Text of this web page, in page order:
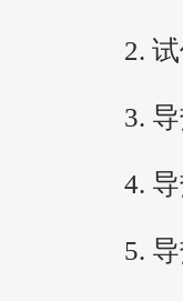
2. 试
3. 导热
4. 导
5. 导